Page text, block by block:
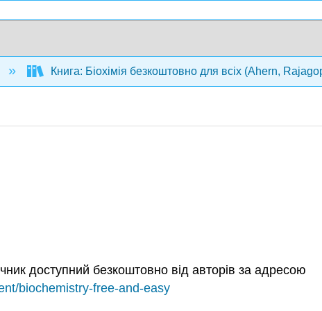
Книга: Біохімія безкоштовно для всіх (Ahern,
доступний безкоштовно від авторів за адресою
biochemistry-free-and-easy